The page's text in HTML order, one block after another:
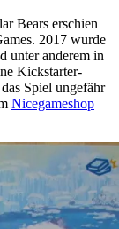
Bears erschien
2017 wurde
unter anderem in
Kickstarter-
Spiel ungefähr
Nicegameshop